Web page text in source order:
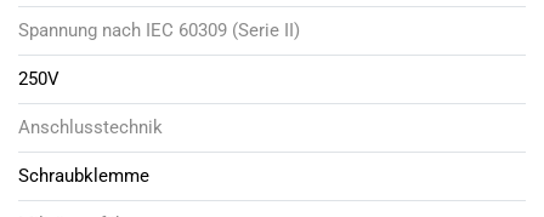
Spannung nach IEC 60309 (Serie II)
250V
Anschlusstechnik
Schraubklemme